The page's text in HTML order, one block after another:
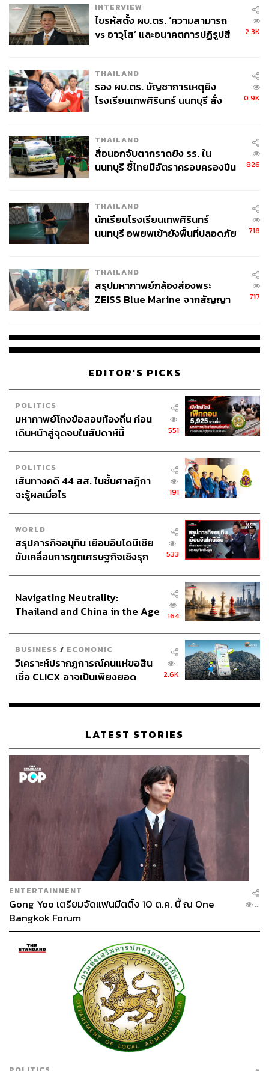
ร้านกาแฟสเปเชียลตี้สไตล์ Slow Bar ที่นักวิ่งย่านสวนลุมพินี
ชื่อเรื่องกาแฟดริปที่มีเมล็ดให้เลือกหลากหลายสไตล์ โดยร้าน
จะเป็นส่วนหนึ่งของโฮสเทล Roompini แม้หน้าร้านอาจดูเล็ก
แต่ด้านในก็มีพื้นที่นั่งให้เข้าไปพักผ่อนได้
คาเฟอีน
Open:วันศุกร์-พุธ เวลา 08.00-22.00 น. (หยุดวันพฤหัสบดี)
Contact:Brewlab
Baan Langsuan
ร้านอาหารเช้าที่เกิดจากความคิดถึงและอยากทำให้รสมือ
คุณยายที่เคยกินสมัยเด็กกลับมาอยู่บนโต๊ะอาหารอีกครั้ง บ้าน
หลังสวนจึงเสิร์ฟอาหารสไตล์คอมฟอร์ตฟู้ดที่พวกเราหลายๆ
คนอาจเคยนั่งกินเป็นมื้อเช้าบ่อยๆ ก่อนไปโรงเรียน เช่น ข้าว
ไข่ข้น หมูก้อนทอด หรือขนมปังสังขยากับไข่ลวก ที่ชวน
นึกถึงมื้อเริ่มต้นวันดีๆ สมัยอยู่กับคนที่เราคิดถึง
เมนูอาหารของร้านราคาเริ่มต้นที่ 150 บาท โดยมีทั้งอาหาร
อาทิตย์ เปิด 10.00 น.)
Address:ซอยหลังสวน
Contact:
Baan Langsuan
สมาชิกวุฒิสภา (สว.) สวนลุมพินี
ร้านอาหาร
อาหารเช้า คาเฟ่ (Cafe)
ABOUT THE AUTHOR
เกณิกา รวยธนพานิช
นักเขียนผู้ชื่นชอบการพูดคุยเรื่องวัฒนธรรม
อาหาร งานศิลปะ และการวิ่งมาราธอน
INTERVIEW
ไขรหัสตั้ง ผบ.ตร. ‘ความสามารถ
vs อาวุโส’ และอนาคตการปฏิรูปสี
2.3K
THAILAND
รอง ผบ.ตร. บัญชาการเหตุยิง
โรงเรียนเทพศิรินทร์ นนทบุรี สั่ง
0.9K
THAILAND
สื่อนอกจับตากราดยิง รร. ใน
นนทบุรี ชี้ไทยมีอัตราครอบครองปืน
826
THAILAND
นักเรียนโรงเรียนเทพศิรินทร์
นนทบุรี อพยพเข้ายังพื้นที่ปลอดภัย
718
THAILAND
สรุปมหากาพย์กล้องส่องพระ
ZEISS Blue Marine จากสัญญา
จ่ายหนี้-แอบระบุแบรนด์
717
EDITOR'S PICKS
POLITICS
มหากาพย์โกงข้อสอบท้องถิ่น ก่อน
เดินหน้าสู่จุดจบในสัปดาห์นี้
551
POLITICS
เส้นทางคดี 44 สส. ในชั้นศาลฎีกา
จะรู้ผลเมื่อไร
191
WORLD
สรุปภารกิจอนุทิน เยือนอินโดนีเซีย
ขับเคลื่อนการทูตเศรษฐกิจเชิงรุก
533
Navigating Neutrality:
Thailand and China in the Age
164
BUSINESS / ECONOMIC
วิเคราะห์ปรากฏการณ์คนแห่ขอสิน
เชื่อ CLICX อาจเป็นเพียงยอด
เรือนไทยที่ถูกซุกไว้
2.6K
LATEST STORIES
ENTERTAINMENT
Gong Yoo เตรียมจัดแฟนมีตติ้ง 10 ต.ค. นี้ ณ One
Bangkok Forum
...